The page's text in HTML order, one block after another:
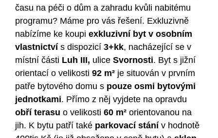
času na péči o dům a zahradu kvůli nabitému
programu? Máme pro vás řešení. Exkluzivně
nabízíme ke koupiexkluzivní byt v osobním
vlastnictvís dispozicí3+kk, nacházející se v
místní části Luh III, uliceSvornosti. Byt s jižní
orientací o velikosti92 m² je situován v prvním
patře bytového domu s pouze osmi bytovými
jednotkami. Přímo z něj vyjdete na opravdu
obří terasuo velikosti60 m² orientovanou na
jih. K bytu patří také parkovací stánív hodnotě